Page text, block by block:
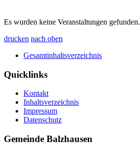
Es wurden keine Veranstaltungen gefunden.
drucken nach oben
Gesamtinhaltsverzeichnis
Quicklinks
Kontakt
Inhaltsverzeichnis
Impressum
Datenschutz
Gemeinde Balzhausen